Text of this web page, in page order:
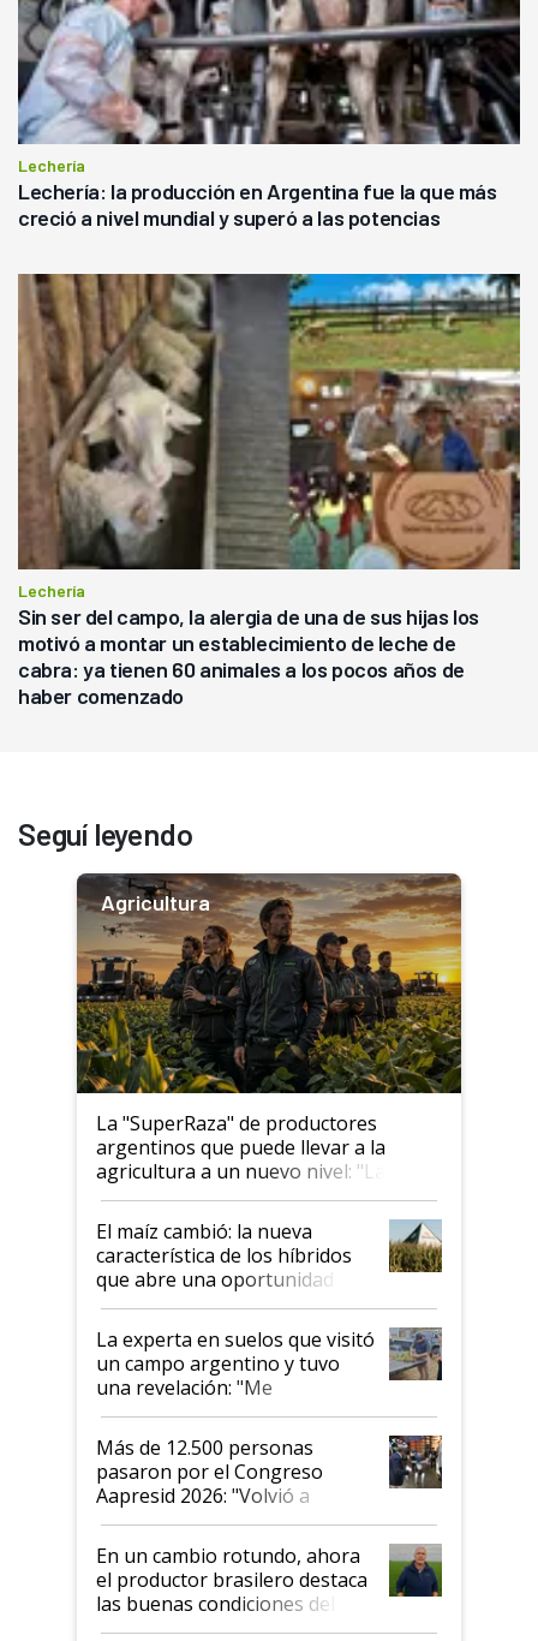
Lechería
Lechería: la producción en Argentina fue la que más
creció a nivel mundial y superó a las potencias
Lechería
Sin ser del campo, la alergia de una de sus hijas los
motivó a montar un establecimiento de leche de
cabra: ya tienen 60 animales a los pocos años de
haber comenzado
Seguí leyendo
Agricultura
La "SuperRaza" de productores
argentinos que puede llevar a la
agricultura a un nuevo nivel: "Las
posibilidades de crecimiento son
infinitas"
El maíz cambió: la nueva
característica de los híbridos
que abre una oportunidad en
el lote
La experta en suelos que visitó
un campo argentino y tuvo
una revelación: "Me
impresionó mucho"
Más de 12.500 personas
pasaron por el Congreso
Aapresid 2026: "Volvió a
demostrar que hablar del
suelo es hablar de todo el
sistema productivo"
En un cambio rotundo, ahora
el productor brasilero destaca
las buenas condiciones del
agro argentino para invertir: